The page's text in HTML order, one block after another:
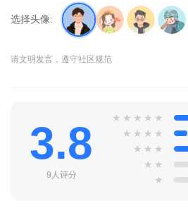
选择头像:
请文明发言，遵守社区规范
3.8
9人评分
★ ★ ★ ★ ★
★ ★ ★ ★
★ ★ ★
★ ★
★